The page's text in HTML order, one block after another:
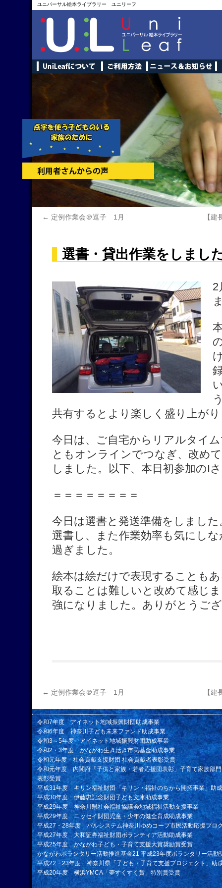
ユニバーサル絵本ライブラリー ユニリーフ
← 定例作業会＠逗子 1月 【
選書・貸出作業をしま
2
共有するとより楽しく盛り上が
今日は、ご自宅からリアルタイ
ともオンラインでつなぎ、改め
しました。以下、本日初参加のI
＝＝＝＝＝＝＝＝
今日は選書と発送準備をしまし
選書し、また作業効率も気にし
過ぎました。
絵本は絵だけで表現することも
取ることは難しいと改めて感じ
強になりました。ありがとうご
← 定例作業会＠逗子 1月 【
令和7年度 アイネット地域振興財団助成事業
令和6年度 神奈川子ども未来ファンド助成事業
令和3～5年度 アイネット地域振興財団助成事業
令和2・3年度 かながわ生き活き市民基金助成事業
令和元年度 社会貢献支援財団 社会貢献者表彰受賞
令和元年度 内閣府「子供と家族・若者応援団表彰」子育て家族部
表彰受賞
平成31年度 キリン福祉財団「キリン・福祉のちから開拓事業」助
平成30年度 伊藤忠記念財団子ども文庫助成事業
平成29年度 神奈川県社会福祉協議会地域福祉活動支援事業
平成29年度 ニッセイ財団児童・少年の健全育成助成事業
平成27・28年度 パルシステム神奈川ゆめコープ市民活動応援プロ
平成27年度 大和証券福祉財団ボランティア活動助成事業
平成25年度 かながわ子ども・子育て支援大賞奨励賞受賞
かながわボランタリー活動推進基金21 平成23年度ボランタリー活動
平成22・23年度 神奈川県「子ども・子育て支援プロジェクト」助
平成20年度 横浜YMCA「夢すくすく賞」特別賞受賞